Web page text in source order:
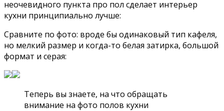
неочевидного пункта про пол сделает интерьер
кухни принципиально лучше:
Сравните по фото: вроде бы одинаковый тип кафеля,
но мелкий размер и когда-то белая затирка, большой
формат и серая:
Теперь вы знаете, на что обращать
внимание на фото полов кухни